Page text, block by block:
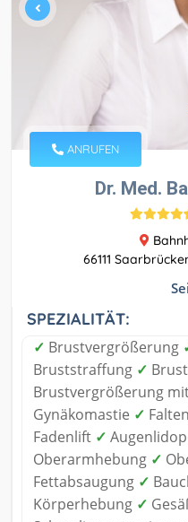
ANRUFEN
Dr. Med.
66111
SPEZIALITÄT:
✓ Brustvergrößerung
Bruststraffung ✓
Brustvergrößerung
Gynäkomastie ✓
Fadenlift ✓
Oberarmhebung ✓
Fettabsaugung ✓
Körperhebung ✓